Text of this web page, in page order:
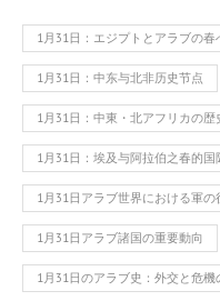
1月31日：エジプトとアラブの
1月31日：中东与北非历史节点
1月31日：中東・北アフリカの歴
1月31日：埃及与阿拉伯之春的国
1月31日アラブ世界における軍
1月31日アラブ諸国の重要動向
1月31日のアラブ史：外交と危機